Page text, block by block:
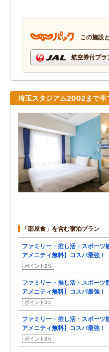
この施設
航空券付プラ
埼玉スタジアム2002まで車
「部屋食」を含む宿泊プラン
ファミリー・推し活・スポーツ
アメニティ無料】コスパ最強！
ポイント2%
ファミリー・推し活・スポーツ
アメニティ無料】コスパ最強！
ポイント2%
ファミリー・推し活・スポーツ
アメニティ無料】コスパ最強！
ポイント2%